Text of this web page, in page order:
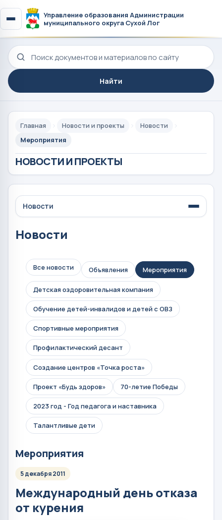
Управление образования Администрации
муниципального округа Сухой Лог
Поиск по сайту
Найти
Главная Новости и проекты
Новости
Мероприятия
НОВОСТИ И ПРОЕКТЫ
Новости
Новости
Все новости Объявления Мероприятия
Детская оздоровительная компания
Обучение детей-инвалидов и детей с ОВЗ
Спортивные мероприятия
Профилактический десант
Создание центров «Точка роста»
Проект «Будь здоров» 70-летие Победы
2023 год - Год педагога и наставника
Талантливые дети
Мероприятия
5 декабря 2011
Международный день отказа
от курения